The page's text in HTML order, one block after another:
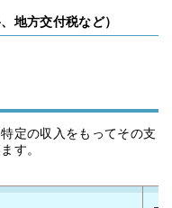
地方交付税など）
定の収入をもってその支
す。